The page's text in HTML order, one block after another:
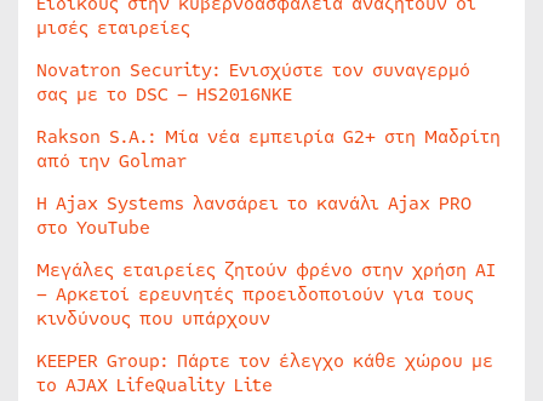
μισές εταιρείες
Novatron Security: Ενισχύστε τον συναγερμό
σας με το DSC – HS2016NKE
Rakson S.A.: Μία νέα εμπειρία G2+ στη Μαδρίτη
από την Golmar
Η Ajax Systems λανσάρει το κανάλι Ajax PRO
στο YouTube
Μεγάλες εταιρείες ζητούν φρένο στην χρήση AI
– Αρκετοί ερευνητές προειδοποιούν για τους
κινδύνους που υπάρχουν
KEEPER Group: Πάρτε τον έλεγχο κάθε χώρου με
το AJAX LifeQuality Lite